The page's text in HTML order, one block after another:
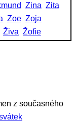
Zina Zita
Zoe Zoja
Živa Žofie
z současného